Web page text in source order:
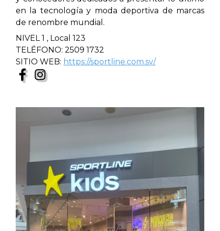
en la tecnología y moda deportiva de marcas
de renombre mundial.
NIVEL 1 , Local 123
TELÉFONO: 2509 1732
SITIO WEB: https://sportline.com.sv/